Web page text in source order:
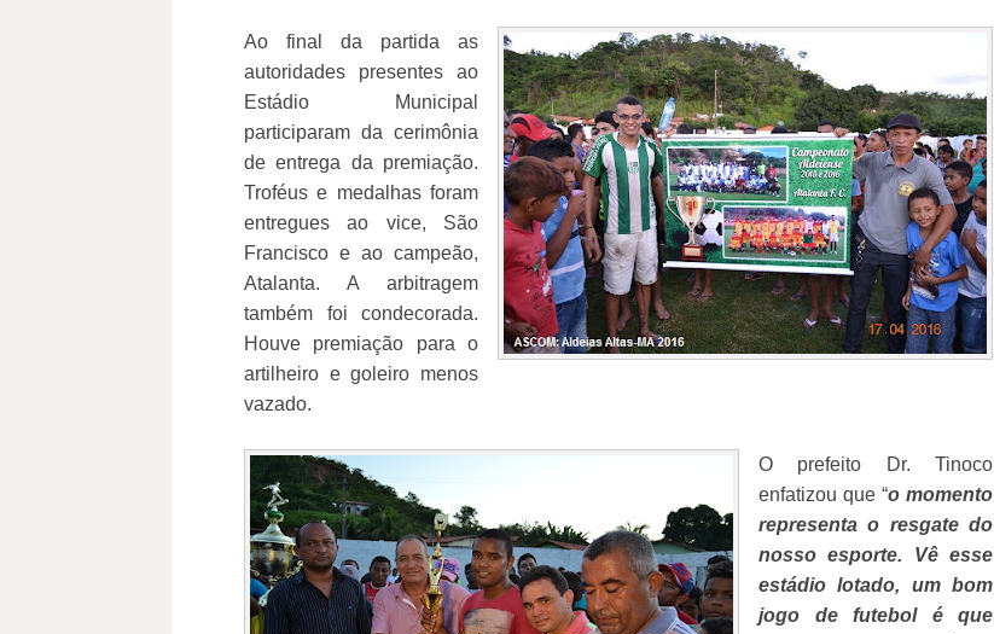
Ao final da partida as
autoridades presentes ao
Estádio Municipal
participaram da cerimônia
de entrega da premiação.
Troféus e medalhas foram
entregues ao vice, São
Francisco e ao campeão,
Atalanta. A arbitragem
também foi condecorada.
Houve premiação para o
artilheiro e goleiro menos
vazado.
O prefeito Dr. Tinoco
enfatizou que “o momento
representa o resgate do
nosso esporte. Vê esse
estádio lotado, um bom
jogo de futebol é que